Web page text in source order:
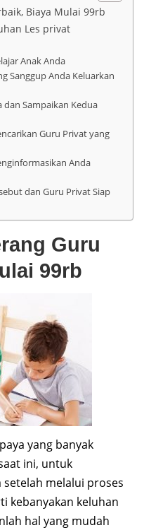
Biaya Mulai 99rb
Les privat
Anak Anda
Sanggup Anda Keluarkan
Sampaikan Kedua
Guru Privat yang
Anda
dan Guru Privat Siap
Guru
99rb
yang banyak
ini, untuk
melalui proses
kebanyakan keluhan
hal yang mudah